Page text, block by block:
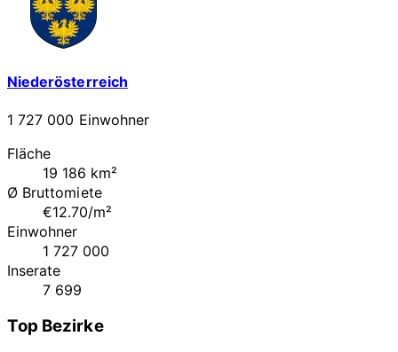
Niederösterreich
1 727 000 Einwohner
Fläche
19 186 km²
Ø Bruttomiete
€12.70/m²
Einwohner
1 727 000
Inserate
7 699
Top Bezirke